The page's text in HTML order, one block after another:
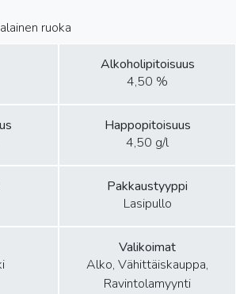
ruoka
Alkoholipitoisuus
4,50 %
Happopitoisuus
4,50 g/l
Pakkaustyyppi
Lasipullo
Valikoimat
Alko, Vähittäiskauppa,
Ravintolamyynti